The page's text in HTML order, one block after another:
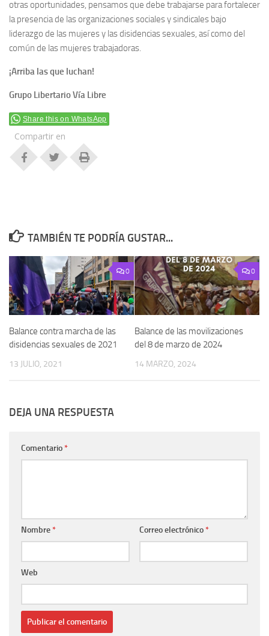
otras oportunidades, pensamos que debe trabajarse para fortalecer
la presencia de las organizaciones sociales y sindicales bajo
liderazgo de las mujeres y las disidencias sexuales, así como del
común de las mujeres trabajadoras.
¡Arriba las que luchan!
Grupo Libertario Vía Libre
Share this on WhatsApp
Compartir en
TAMBIÉN TE PODRÍA GUSTAR...
0
Balance contra marcha de las
disidencias sexuales de 2021
13 JULIO, 2021
0
Balance de las movilizaciones
del 8 de marzo de 2024
14 MARZO, 2024
DEJA UNA RESPUESTA
Comentario*
Nombre* Correo electrónico*
Web